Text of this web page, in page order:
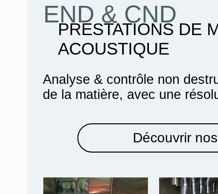
Analyse & contrôle non
de la matière, avec une
Découvrir
END & CND
PRESTATIONS DE
ACOUSTIQUE